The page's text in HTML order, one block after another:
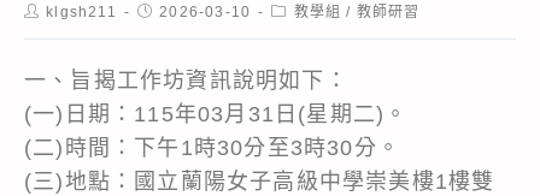
Postklgsh211
Post2026-03-10
Post教學組 / 教師研習
一、旨揭工作坊資訊說明如下：
(一)日期：115年03月31日(星期二)。
(二)時間：下午1時30分至3時30分。
(三)地點：國立蘭陽女子高級中學崇美樓1樓雙